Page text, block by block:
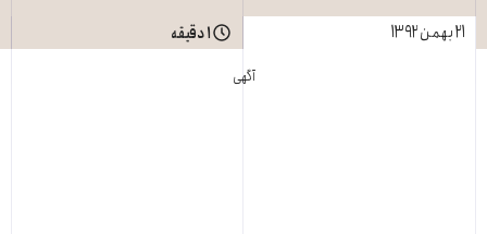
۲۱ بهمن ۱۳۹۲
۱ دقیقه
آگهی